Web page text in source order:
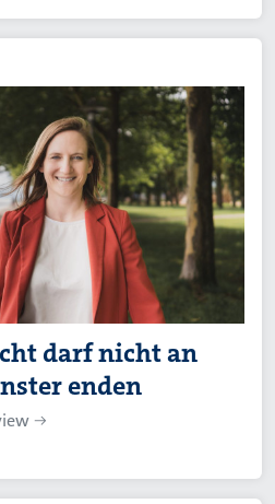
darf nicht an
enden